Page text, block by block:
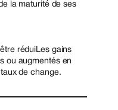
la maturité de ses
réduiLes gains
ou augmentés en
de change.